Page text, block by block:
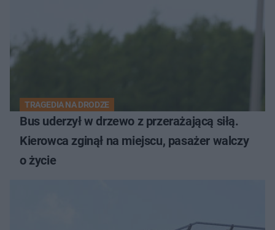
TRAGEDIA NA DRODZE
Bus uderzył w drzewo z przerażającą siłą.
Kierowca zginął na miejscu, pasażer walczy
o życie